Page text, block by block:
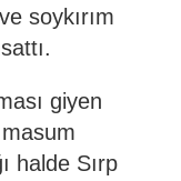
soykırım
giyen
halde Sırp